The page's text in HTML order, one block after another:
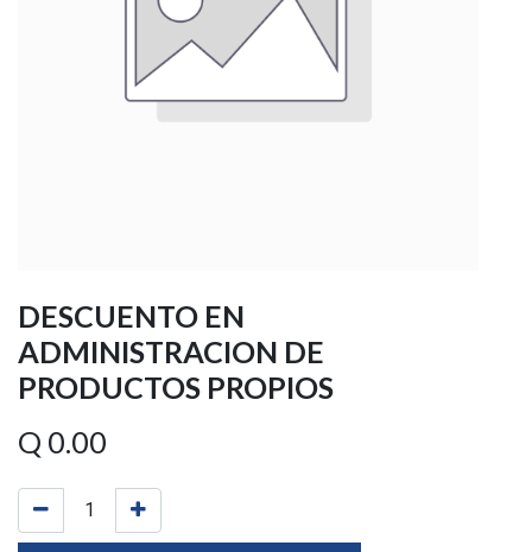
DESCUENTO EN
ADMINISTRACION DE
PRODUCTOS PROPIOS
Q 0.00